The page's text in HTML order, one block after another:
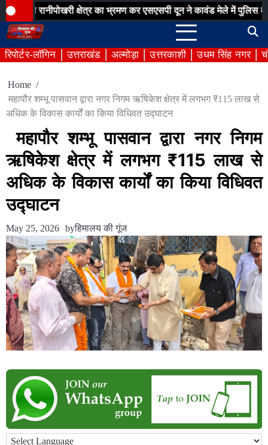
Skip
to
content
क्षेत्र का भ्रमण कर एसएसपी दून ने कावंड मेले में पुलिस व्यवस्थाओं का
रिपोर्टर-लॉगिन उत्तराखंड अल्मोड़ा उत्तरकाशी उधम सिंह नगर
Home
​महापौर शम्भू पासवान द्वारा नगर निगम ऋषिकेश क्षेत्र में लगभग ₹115 लाख से
अधिक के विकास कार्यों का किया विधिवत उद्घाटन
​महापौर शम्भू पासवान द्वारा नगर निगम
ऋषिकेश क्षेत्र में लगभग ₹115 लाख से
अधिक के विकास कार्यों का किया विधिवत
उद्घाटन
May 25, 2026 byहिमालय की गूंज